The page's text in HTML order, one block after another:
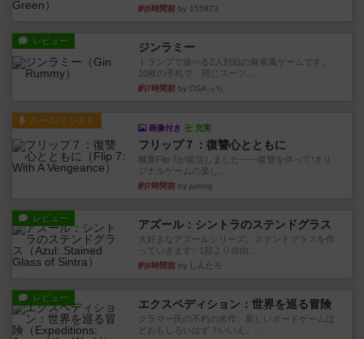
約5時間前 by 155973
レビュー ジンラミー
トランプで遊べる2人対戦の麻雀風ゲームです。
10枚の手札で、同じスーツ...
約7時間前 by OSAっち
ルール/インスト
画像付き 充実
フリップ７：復讐心とともに
概要Flip 7が復活しました――復讐を伴って!オリ
ジナルゲームの楽し...
約7時間前 by jurong
レビュー アズール：シントラのステンドグラス
大好きなアズールシリーズ。ステンドグラスを作
っていきます✨1部より自由...
約8時間前 by しんたろ
レビュー エクスペディション：世界を巡る冒険
クラマー氏の不朽の名作。新しいボードゲームほ
どおもしろいはず？いいえ。...